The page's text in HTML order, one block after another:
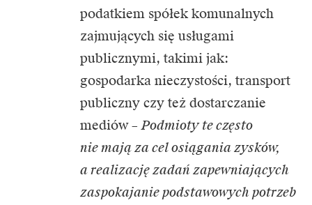
podatkiem spółek komunalnych
zajmujących się usługami
publicznymi, takimi jak:
gospodarka nieczystości, transport
publiczny czy też dostarczanie
mediów – Podmioty te często
nie mają za cel osiągania zysków,
a realizację zadań zapewniających
zaspokajanie podstawowych potrzeb